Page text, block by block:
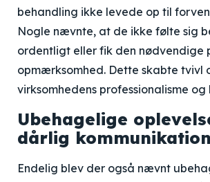
behandling ikke levede op til
Nogle nævnte, at de ikke følte sig
ordentligt eller fik den nødvendige
opmærksomhed. Dette skabte tvivl
virksomhedens professionalisme og
Ubehagelige
dårlig kommunikation
Endelig blev der også nævnt